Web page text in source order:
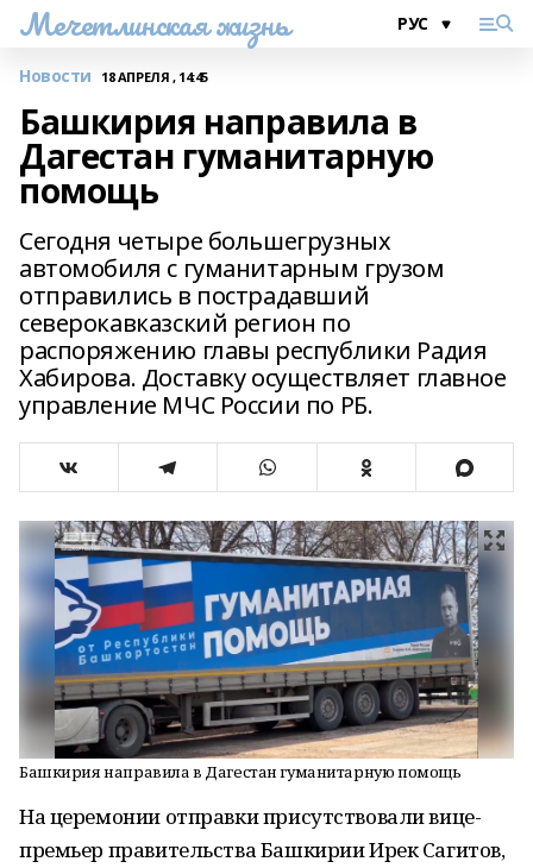
Мечетлинская жизнь
Новости 18 АПРЕЛЯ , 14:45
Башкирия направила в
Дагестан гуманитарную
помощь
Сегодня четыре большегрузных
автомобиля с гуманитарным грузом
отправились в пострадавший
северокавказский регион по
распоряжению главы республики Радия
Хабирова. Доставку осуществляет главное
управление МЧС России по РБ.
Башкирия направила в Дагестан гуманитарную помощь
На церемонии отправки присутствовали вице-
премьер правительства Башкирии Ирек Сагитов,